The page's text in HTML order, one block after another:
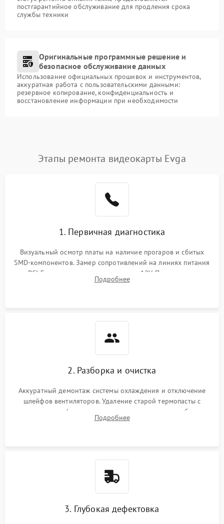
постгарантийное обслуживание для продления срока
службы техники
Оригинальные программные решение и
безопасное обслуживание данных
Использование официальных прошивок и инструментов,
аккуратная работа с пользовательскими данными:
резервное копирование, конфиденциальность и
восстановление информации при необходимости
Этапы ремонта видеокарты Evga
1. Первичная диагностика
Визуальный осмотр платы на наличие прогаров и сбитых
SMD-компонентов. Замер сопротивлений на линиях питания
PCI-E и дополнительных разъемах 12V. Проверка на
короткое замыкание основных дросселей питания GPU и
Подробнее
2. Разборка и очистка
Аккуратный демонтаж системы охлаждения и отключение
шлейфов вентиляторов. Удаление старой термопасты с
кристалла графического чипа и термопрокладок с банок
памяти и зоны VRM. Очистка платы от пыли и окислов.
Подробнее
3. Глубокая дефектовка